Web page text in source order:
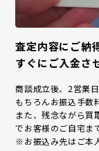
査定内容にご納
すぐにご入金さ
商談成立後、2営業
もちろんお振込手数
また、残念ながら買
でお客様のご自宅ま
※お振込み先はご本